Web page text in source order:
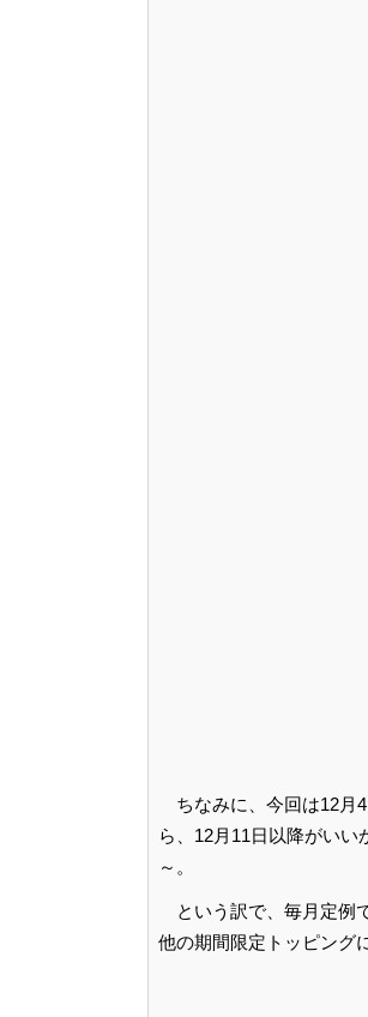
ちなみに、今回は12月
ら、12月11日以降がい
～。
という訳で、毎月定例
他の期間限定トッピング